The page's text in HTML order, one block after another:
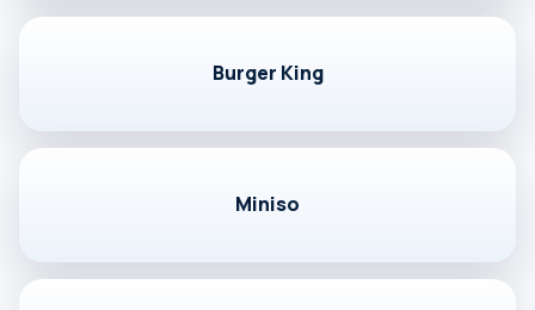
Burger King
Miniso